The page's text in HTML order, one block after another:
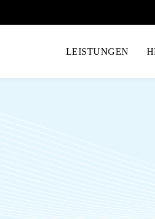
LEISTUNGEN